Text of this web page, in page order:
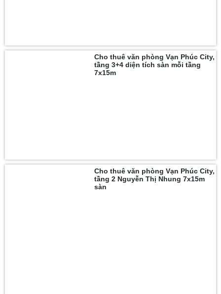
Cho thuê văn phòng Vạn Phúc City,
tầng 3+4 diện tích sàn mỗi tầng
7x15m
Cho thuê văn phòng Vạn Phúc City,
tầng 2 Nguyễn Thị Nhung 7x15m
sàn